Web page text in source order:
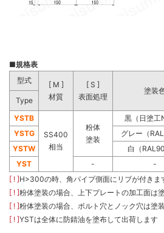
■規格表
型式
[ M ]
材質
[ S ]
表面処理
塗装
Type
YSTB
SS400
相当
粉体
塗装
黒（日塗工
YSTG
グレー（
YSTW
白（
YST
-
-
[ ! ]H>300の時、角パイプ側面にリブが付きま
[ ! ]粉体塗装の場合、上下プレートの加工面は
[ ! ]粉体塗装の場合、ボルト穴とノック穴は塗
[ ! ]YSTは全体に防錆油を塗布して出荷します